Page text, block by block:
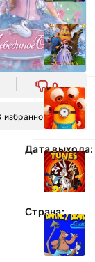
0
избранное
Дата выхода:
Страна: